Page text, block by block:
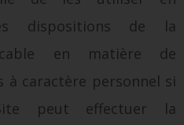
dispositions de la
en matière de
à caractère personnel si
peut effectuer la